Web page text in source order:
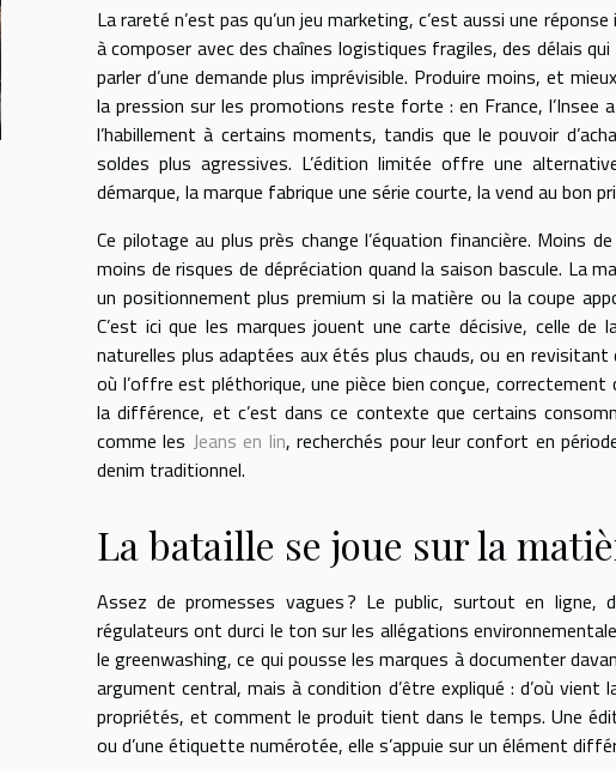
La rareté n’est pas qu’un jeu marketing, c’est aussi une
à composer avec des chaînes logistiques fragiles, des délais
parler d’une demande plus imprévisible. Produire moins, et
la pression sur les promotions reste forte : en France, l’Insee
l’habillement à certains moments, tandis que le pouvoir
soldes plus agressives. L’édition limitée offre une
démarque, la marque fabrique une série courte, la vend au bon
Ce pilotage au plus près change l’équation financière. Moins
moins de risques de dépréciation quand la saison bascule. La
un positionnement plus premium si la matière ou la coupe
C’est ici que les marques jouent une carte décisive, celle
naturelles plus adaptées aux étés plus chauds, ou en
où l’offre est pléthorique, une pièce bien conçue,
la différence, et c’est dans ce contexte que certains
comme les Jeans en lin, recherchés pour leur confort en
denim traditionnel.
La bataille se joue sur la
Assez de promesses vagues ? Le public, surtout en ligne,
régulateurs ont durci le ton sur les allégations
le greenwashing, ce qui pousse les marques à documenter
argument central, mais à condition d’être expliqué : d’où
propriétés, et comment le produit tient dans le temps. Une
ou d’une étiquette numérotée, elle s’appuie sur un élément